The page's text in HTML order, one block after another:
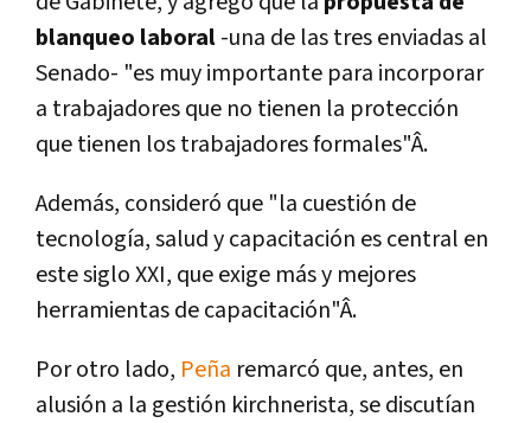
blanqueo laboral-una de las tres enviadas al
Senado- "es muy importante para incorporar
a trabajadores que no tienen la protección
que tienen los trabajadores formales"Â.
Además, consideró que "la cuestión de
tecnologí­a, salud y capacitación es central en
este siglo XXI, que exige más y mejores
herramientas de capacitación"Â.
Por otro lado, Peña remarcó que, antes, en
alusión a la gestión kirchnerista, se discutí­an